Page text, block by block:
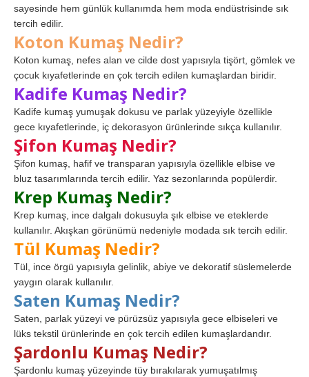
sayesinde hem günlük kullanımda hem moda endüstrisinde sık
tercih edilir.
Koton Kumaş Nedir?
Koton kumaş, nefes alan ve cilde dost yapısıyla tişört, gömlek ve
çocuk kıyafetlerinde en çok tercih edilen kumaşlardan biridir.
Kadife Kumaş Nedir?
Kadife kumaş yumuşak dokusu ve parlak yüzeyiyle özellikle
gece kıyafetlerinde, iç dekorasyon ürünlerinde sıkça kullanılır.
Şifon Kumaş Nedir?
Şifon kumaş, hafif ve transparan yapısıyla özellikle elbise ve
bluz tasarımlarında tercih edilir. Yaz sezonlarında popülerdir.
Krep Kumaş Nedir?
Krep kumaş, ince dalgalı dokusuyla şık elbise ve eteklerde
kullanılır. Akışkan görünümü nedeniyle modada sık tercih edilir.
Tül Kumaş Nedir?
Tül, ince örgü yapısıyla gelinlik, abiye ve dekoratif süslemelerde
yaygın olarak kullanılır.
Saten Kumaş Nedir?
Saten, parlak yüzeyi ve pürüzsüz yapısıyla gece elbiseleri ve
lüks tekstil ürünlerinde en çok tercih edilen kumaşlardandır.
Şardonlu Kumaş Nedir?
Şardonlu kumaş yüzeyinde tüy bırakılarak yumuşatılmış